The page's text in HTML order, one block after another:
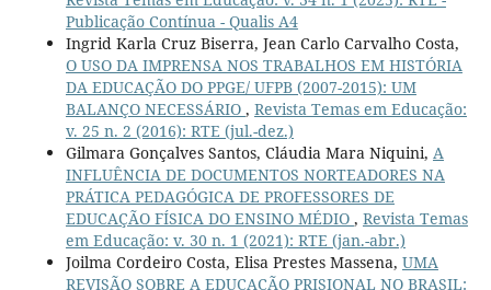
Publicação Contínua - Qualis A4
Ingrid Karla Cruz Biserra, Jean Carlo Carvalho Costa,
O USO DA IMPRENSA NOS TRABALHOS EM HISTÓRIA
DA EDUCAÇÃO DO PPGE/ UFPB (2007-2015): UM
BALANÇO NECESSÁRIO , Revista Temas em Educação:
v. 25 n. 2 (2016): RTE (jul.-dez.)
Gilmara Gonçalves Santos, Cláudia Mara Niquini, A
INFLUÊNCIA DE DOCUMENTOS NORTEADORES NA
PRÁTICA PEDAGÓGICA DE PROFESSORES DE
EDUCAÇÃO FÍSICA DO ENSINO MÉDIO , Revista Temas
em Educação: v. 30 n. 1 (2021): RTE (jan.-abr.)
Joilma Cordeiro Costa, Elisa Prestes Massena, UMA
REVISÃO SOBRE A EDUCAÇÃO PRISIONAL NO BRASIL: